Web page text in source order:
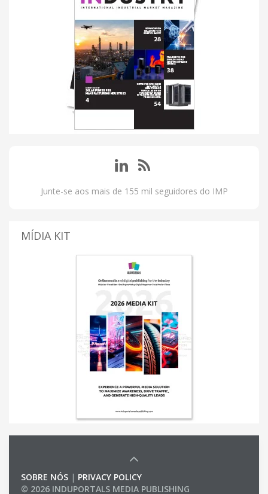
Junte-se aos mais de 155 mil seguidores do IMP
MÍDIA KIT
SOBRE NÓS | PRIVACY POLICY
© 2026 INDUPORTALS MEDIA PUBLISHING